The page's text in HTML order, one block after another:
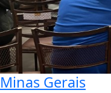
Minas Gerais